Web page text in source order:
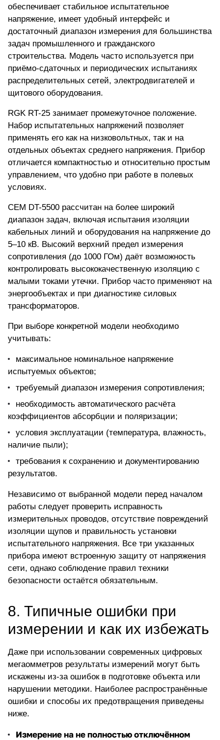
обеспечивает стабильное испытательное
напряжение, имеет удобный интерфейс и
достаточный диапазон измерения для большинства
задач промышленного и гражданского
строительства. Модель часто используется при
приёмо-сдаточных и периодических испытаниях
распределительных сетей, электродвигателей и
щитового оборудования.
RGK RT-25 занимает промежуточное положение.
Набор испытательных напряжений позволяет
применять его как на низковольтных, так и на
отдельных объектах среднего напряжения. Прибор
отличается компактностью и относительно простым
управлением, что удобно при работе в полевых
условиях.
CEM DT-5500 рассчитан на более широкий
диапазон задач, включая испытания изоляции
кабельных линий и оборудования на напряжение до
5–10 кВ. Высокий верхний предел измерения
сопротивления (до 1000 ГОм) даёт возможность
контролировать высококачественную изоляцию с
малыми токами утечки. Прибор часто применяют на
энергообъектах и при диагностике силовых
трансформаторов.
При выборе конкретной модели необходимо
учитывать:
максимальное номинальное напряжение
испытуемых объектов;
требуемый диапазон измерения сопротивления;
необходимость автоматического расчёта
коэффициентов абсорбции и поляризации;
условия эксплуатации (температура, влажность,
наличие пыли);
требования к сохранению и документированию
результатов.
Независимо от выбранной модели перед началом
работы следует проверить исправность
измерительных проводов, отсутствие повреждений
изоляции щупов и правильность установки
испытательного напряжения. Все три указанных
прибора имеют встроенную защиту от напряжения
сети, однако соблюдение правил техники
безопасности остаётся обязательным.
8. Типичные ошибки при
измерении и как их избежать
Даже при использовании современных цифровых
мегаомметров результаты измерений могут быть
искажены из-за ошибок в подготовке объекта или
нарушении методики. Наиболее распространённые
ошибки и способы их предотвращения приведены
ниже.
Измерение на не полностью отключённом